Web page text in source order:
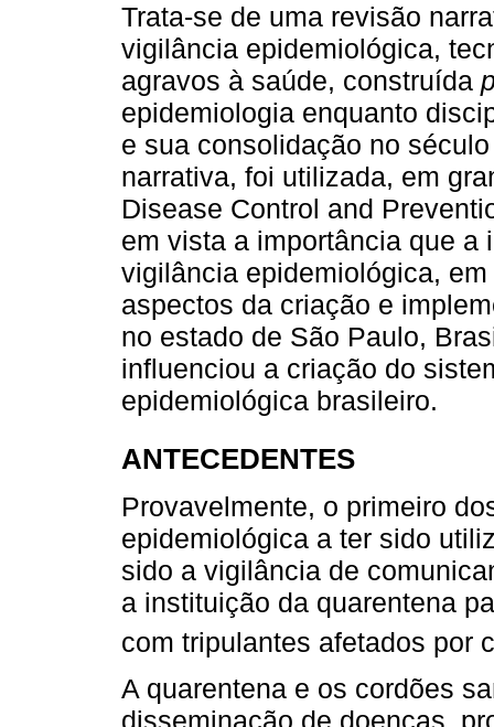
Trata-se de uma revisão
vigilância epidemiológica,
agravos à saúde, construída
epidemiologia enquanto
e sua consolidação no
narrativa, foi utilizada, em
Disease Control and
em vista a importância que a
vigilância epidemiológica,
aspectos da criação e
no estado de São Paulo,
influenciou a criação do
epidemiológica brasileiro.
ANTECEDENTES
Provavelmente, o primeiro
epidemiológica a ter sido
sido a vigilância de
a instituição da quarentena
com tripulantes afetados por
A quarentena e os cordões
disseminação de doenças,